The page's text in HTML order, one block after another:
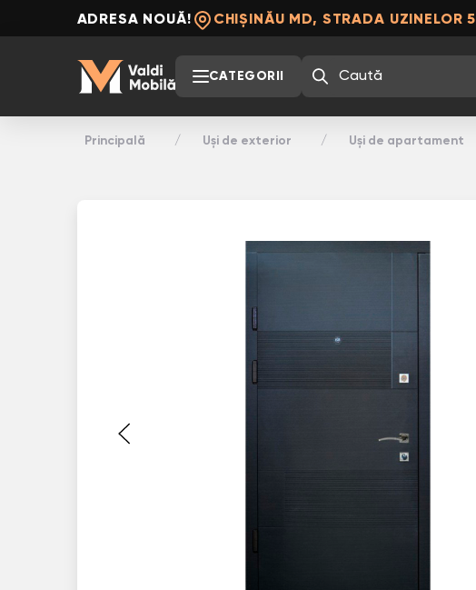
ADRESA NOUĂ! CHIȘINĂU MD, STRADA UZINELOR 5
CATEGORII
Principală Uși de exterior Uși de apartament